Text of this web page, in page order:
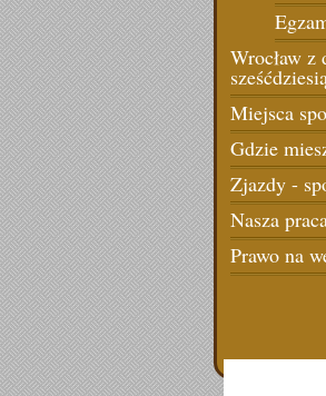
Wrocław z
Miejsca
Gdzie
Zjazdy -
Nasza
Prawo na